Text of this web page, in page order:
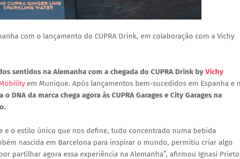
com o lançamento do CUPRA Drink, em colaboração com a Vichy
sentidos na Alemanha com a chegada do CUPRA Drink by Vichy
em Munique. Após lançamentos bem-sucedidos em Espanha e
DNA da marca chega agora às CUPRA Garages e City Garages na
.
e o estilo único que nos define, tudo concentrado numa bebida
nascida em Barcelona para inspirar o mundo, permitiu criar algo
partilhar agora essa experiência na Alemanha”, afirmou Ignasi Prieto